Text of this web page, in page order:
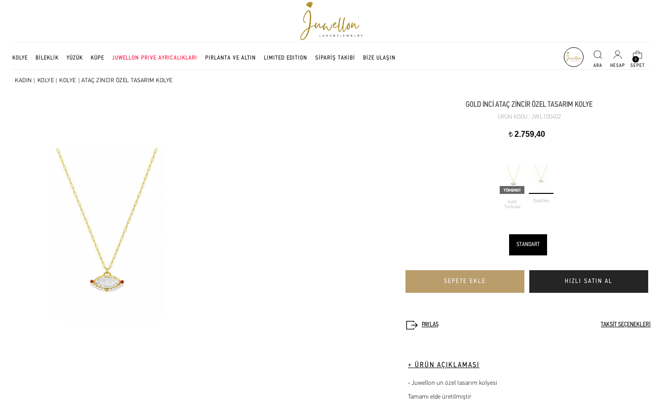
KOLYE BİLEKLİK YÜZÜK KÜPE JUWELLON PRIVE AYRICALIKLARI PIRLANTA VE ALTIN LIMITED EDITION SİPARİŞ TAKİBİ BİZE ULAŞIN 0
KADIN KOLYE KOLYE | ATAÇ ZİNCİR ÖZEL TASARIM KOLYE
GOLD İNCİ ATAÇ ZİNCİR ÖZEL TASARIM KOLYE
ÜRÜN KODU : JWL100402
t2.759,40
Gold
Turkuaz
Gold İnci
STANDART
TAKSİT SEÇENEKLERİ
+ ÜRÜN AÇIKLAMASI
Juwellon un özel tasarım kolyesi
Tamamı elde üretilmiştir